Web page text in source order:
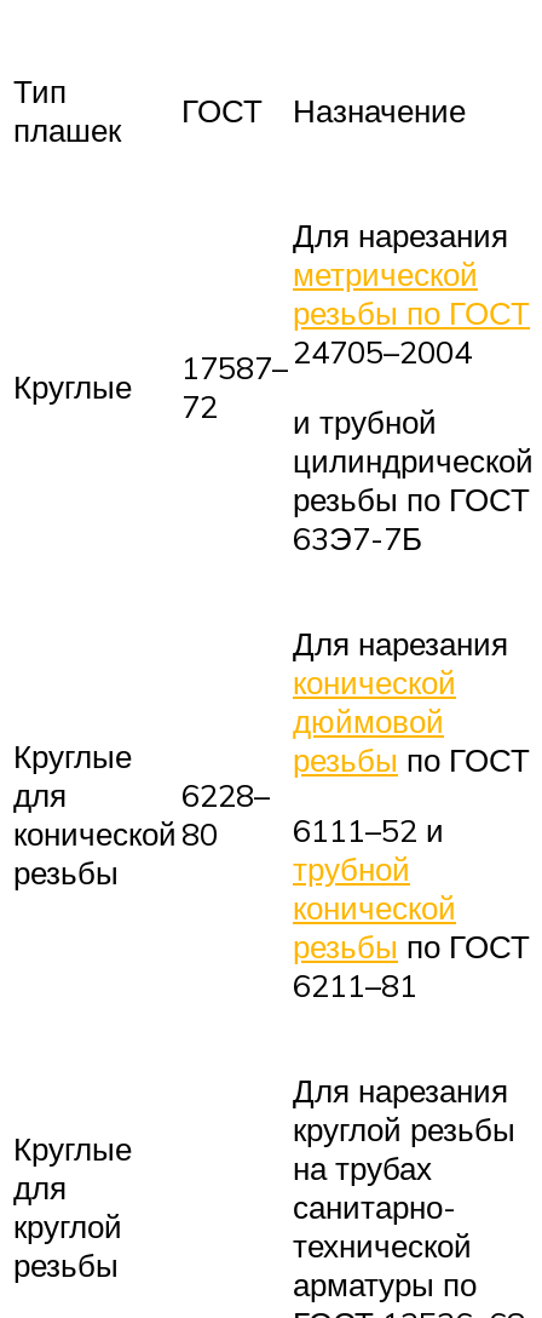
Тип
плашек
ГОСТ Назначение
Круглые
17587–
72
Для нарезания
метрической
резьбы по ГОСТ
24705–2004
и трубной
цилиндрической
резьбы по ГОСТ
63Э7-7Б
Круглые
для
конической
резьбы
6228–
80
Для нарезания
конической
дюймовой
резьбы по ГОСТ
6111–52 и
трубной
конической
резьбы по ГОСТ
6211–81
Круглые
для
круглой
резьбы
Для нарезания
круглой резьбы
на трубах
санитарно-
технической
арматуры по